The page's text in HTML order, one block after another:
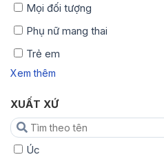
Mọi đối tượng
Phụ nữ mang thai
Trẻ em
Xem thêm
XUẤT XỨ
Úc